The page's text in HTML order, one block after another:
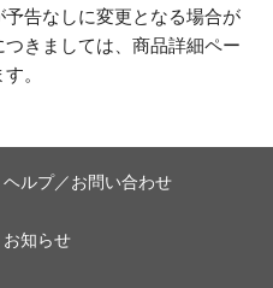
予告なしに変更となる場合が
きましては、商品詳細ペー
。
ヘルプ／お問い合わせ
お知らせ